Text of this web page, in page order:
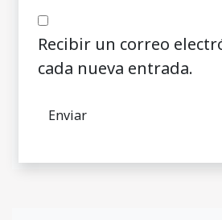
Recibir un correo
cada nueva entrada.